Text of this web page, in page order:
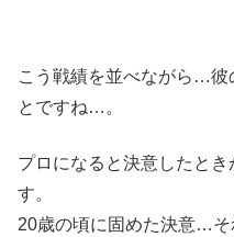
こう戦績を並べながら…彼
とですね…。
プロになると決意したと
す。
20歳の頃に固めた決意…そ